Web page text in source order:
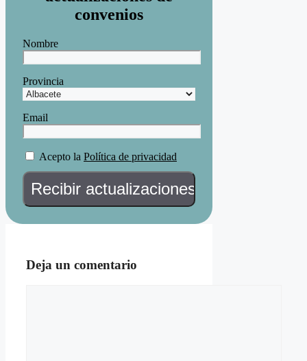
convenios
Nombre
Provincia
Email
Acepto la Política de privacidad
Deja un comentario